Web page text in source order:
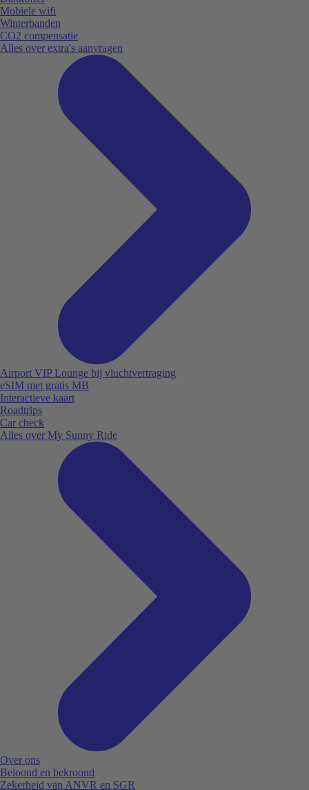
Mobiele wifi
Winterbanden
CO2 compensatie
Alles over extra's aanvragen
Airport VIP Lounge bij vluchtvertraging
eSIM met gratis MB
Interactieve kaart
Roadtrips
Car check
Alles over My Sunny Ride
Over ons
Beloond en bekroond
Zekerheid van ANVR en SGR